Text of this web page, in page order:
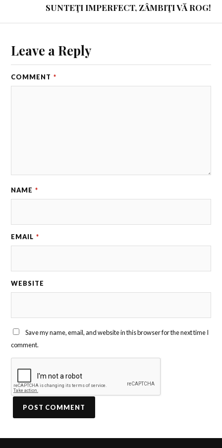
SUNTEŢI IMPERFECT, ZÂMBIŢI VĂ ROG!
Leave a Reply
COMMENT *
NAME *
EMAIL *
WEBSITE
Save my name, email, and website in this browser for the next time I
comment.